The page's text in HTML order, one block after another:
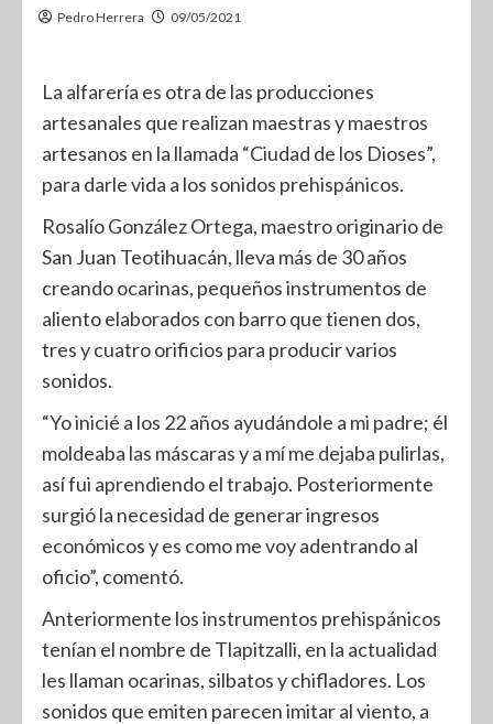
Pedro Herrera 09/05/2021
La alfarería es otra de las producciones
artesanales que realizan maestras y maestros
artesanos en la llamada “Ciudad de los Dioses”,
para darle vida a los sonidos prehispánicos.
Rosalío González Ortega, maestro originario de
San Juan Teotihuacán, lleva más de 30 años
creando ocarinas, pequeños instrumentos de
aliento elaborados con barro que tienen dos,
tres y cuatro orificios para producir varios
sonidos.
“Yo inicié a los 22 años ayudándole a mi padre; él
moldeaba las máscaras y a mí me dejaba pulirlas,
así fui aprendiendo el trabajo. Posteriormente
surgió la necesidad de generar ingresos
económicos y es como me voy adentrando al
oficio”, comentó.
Anteriormente los instrumentos prehispánicos
tenían el nombre de Tlapitzalli, en la actualidad
les llaman ocarinas, silbatos y chifladores. Los
sonidos que emiten parecen imitar al viento, a